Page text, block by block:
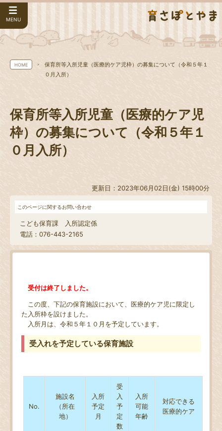
MENU
HOME
保育所等入所児童（医療的ケア児枠）の募集について（令和５年１
０月入所）
保育所等入所児童（医療的ケア児
枠）の募集について（令和５年１
０月入所）
更新日：2023年06月02日(金) 15時00分
このページに関するお問い合わせ
こども保育課 入所認定係
電話：076-443-2165
受付は終了しました。
この度、下記の保育施設において、医療的ケア児に限定し
た入所枠を設けました。
入所月は、令和５年１０月を予定しています。
受入れを予定している保育施設
No.
施設名
（所在
地）
入所
予定
月
受
入
予
定
数
入所
可能
年齢
対応できる
医療的ケア